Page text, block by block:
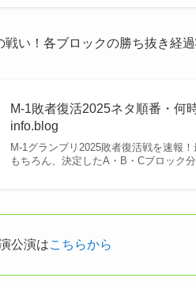
い！各ブロックの勝ち抜き経
M-1敗者復活2025ネタ順番・何
info.blog
M-1グランプリ2025敗者復活戦を速報
もちろん、決定したA・B・Cブロック
公演はこちらから